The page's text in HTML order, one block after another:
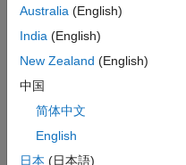
Converter
Switch
Thermal Resistor
Translational
Electromechanical
Australia (English)
India (English)
New Zealand (English)
中国
简体中文
English
日本 (日本語)